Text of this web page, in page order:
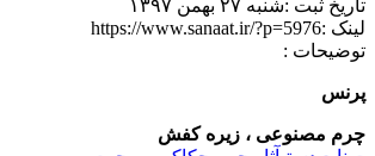
تاریخ ثبت :شنبه ۲۷ بهمن ۱۳۹۷
لینک :https://www.sanaat.ir/?p=5976
توضیحات :
پرنس
چرم مصنوعی ، زیره کفش